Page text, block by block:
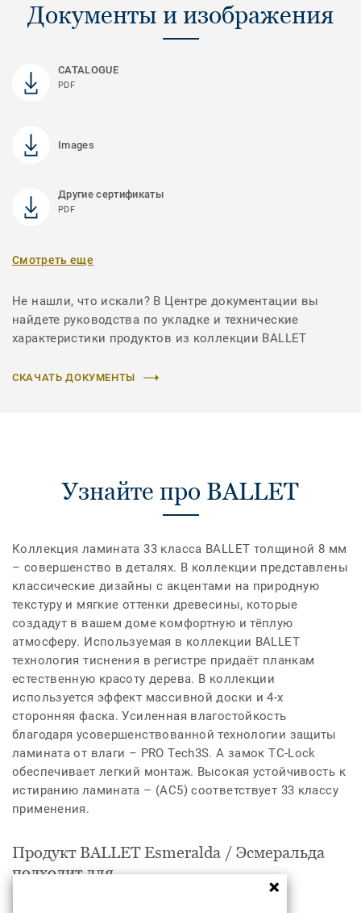
Документы и изображения
CATALOGUE
PDF
Images
Другие сертификаты
PDF
Смотреть еще
Не нашли, что искали? В Центре документации вы
найдете руководства по укладке и технические
характеристики продуктов из коллекции BALLET
СКАЧАТЬ ДОКУМЕНТЫ
Узнайте про BALLET
Коллекция ламината 33 класса BALLET толщиной 8 мм
– совершенство в деталях. В коллекции представлены
классические дизайны с акцентами на природную
текстуру и мягкие оттенки древесины, которые
создадут в вашем доме комфортную и тёплую
атмосферу. Используемая в коллекции BALLET
технология тиснения в регистре придаёт планкам
естественную красоту дерева. В коллекции
используется эффект массивной доски и 4-х
сторонняя фаска. Усиленная влагостойкость
благодаря усовершенствованной технологии защиты
ламината от влаги – PRO Tech3S. А замок TC-Lock
обеспечивает легкий монтаж. Высокая устойчивость к
истиранию ламината – (AC5) соответствует 33 классу
применения.
Продукт BALLET Esmeralda / Эсмеральда
подходит для